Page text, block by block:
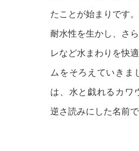
たことが始まりです
耐水性を生かし、さ
レなど水まわりを快
ムをそろえていきま
は、水と戯れるカワ
逆さ読みにした名前で